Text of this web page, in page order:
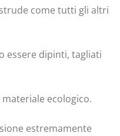
come tutti gli altri
essere dipinti, tagliati
ecologico.
estremamente